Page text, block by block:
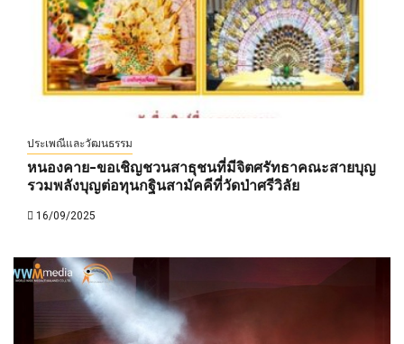
ประเพณีและวัฒนธรรม
หนองคาย-ขอเชิญชวนสาธุชนที่มีจิตศรัทธาคณะสายบุญ
รวมพลังบุญต่อทุนกฐินสามัคคีที่วัดป่าศรีวิลัย
16/09/2025